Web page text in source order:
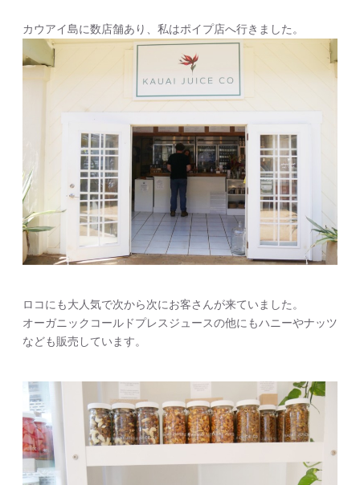
カウアイ島に数店舗あり、私はポイプ店へ行きました。
ロコにも大人気で次から次にお客さんが来ていました。
オーガニックコールドプレスジュースの他にもハニーやナッツ
なども販売しています。